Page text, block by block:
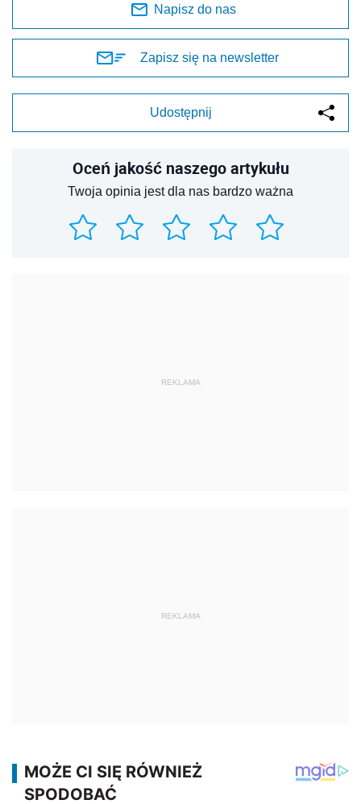
Napisz do nas
Zapisz się na newsletter
Udostępnij
Oceń jakość naszego artykułu
Twoja opinia jest dla nas bardzo ważna
REKLAMA
REKLAMA